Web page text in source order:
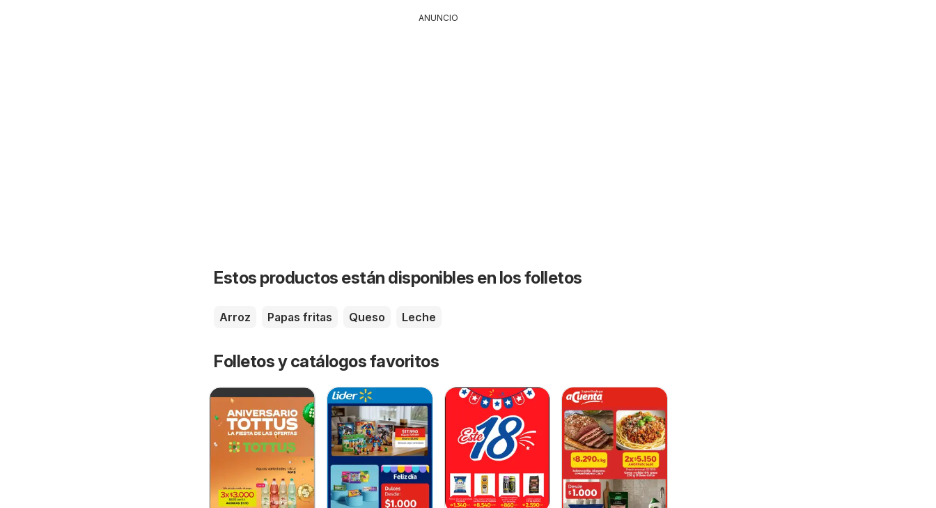
ANUNCIO
Estos productos están disponibles en los folletos
Arroz Papas fritas Queso Leche
Folletos y catálogos favoritos